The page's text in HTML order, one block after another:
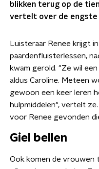
blikken terug op de
vertelt over de engste
Luisteraar Renee krijgt
paardenfluisterlessen,
kwam gerold. "Ze wil
aldus Caroline. Meteen
gewoon een keer leren
hulpmiddelen", vertelt
voor Renee gevonden
Giel bellen
Ook komen de vrouwen